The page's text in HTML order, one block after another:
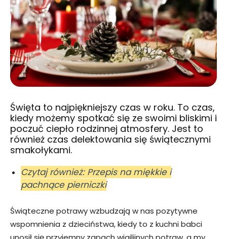
Święta to najpiękniejszy czas w roku. To czas,
kiedy możemy spotkać się ze swoimi bliskimi i
poczuć ciepło rodzinnej atmosfery. Jest to
również czas delektowania się świątecznymi
smakołykami.
Czytaj również: Przepis na miękkie i
pachnące pierniczki
Świąteczne potrawy wzbudzają w nas pozytywne
wspomnienia z dzieciństwa, kiedy to z kuchni babci